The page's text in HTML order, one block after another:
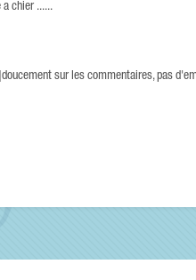
chier ......
sur les commentaires, pas